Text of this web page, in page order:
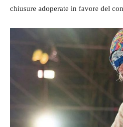
chiusure adoperate in favore del